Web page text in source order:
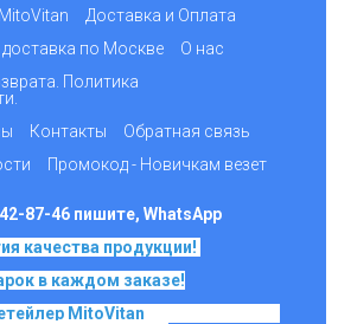
Доставка и Оплата
доставка по Москве
О нас
Политика
Контакты
Обратная связь
Промокод - Новичкам везет
87-46 пишите, WhatsApp
качества продукции!
в каждом заказе!
MitoVitan